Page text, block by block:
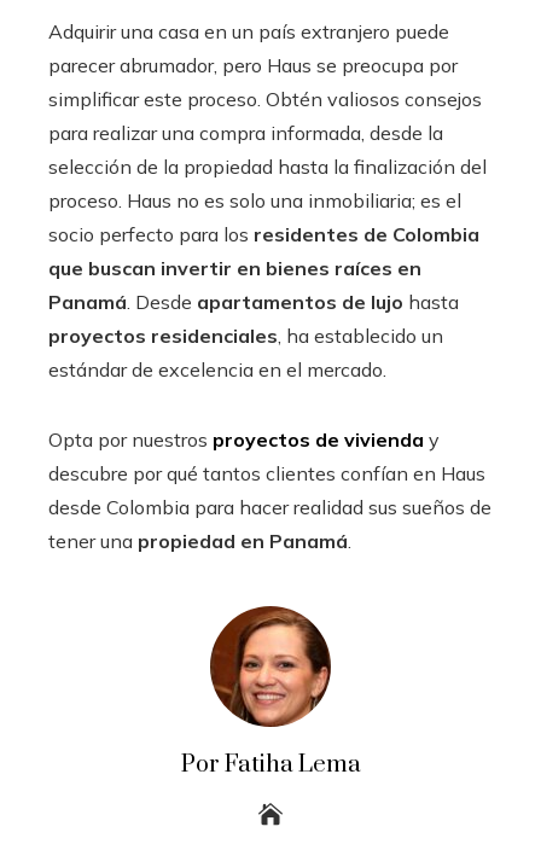
Adquirir una casa en un país extranjero puede
parecer abrumador, pero Haus se preocupa por
simplificar este proceso. Obtén valiosos consejos
para realizar una compra informada, desde la
selección de la propiedad hasta la finalización del
proceso. Haus no es solo una inmobiliaria; es el
socio perfecto para los residentes de Colombia
que buscan invertir en bienes raíces en
Panamá. Desde apartamentos de lujo hasta
proyectos residenciales, ha establecido un
estándar de excelencia en el mercado.
Opta por nuestros proyectos de vivienda y
descubre por qué tantos clientes confían en Haus
desde Colombia para hacer realidad sus sueños de
tener una propiedad en Panamá.
Por Fatiha Lema